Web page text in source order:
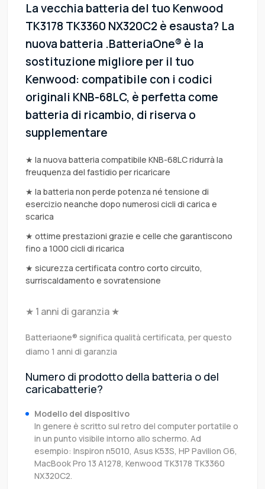
La vecchia batteria del tuo Kenwood
TK3178 TK3360 NX320C2 è esausta? La
nuova batteria .BatteriaOne® è la
sostituzione migliore per il tuo
Kenwood: compatibile con i codici
originali KNB-68LC, è perfetta come
batteria di ricambio, di riserva o
supplementare
★ la nuova batteria compatibile KNB-68LC ridurrà la
freuquenza del fastidio per ricaricare
★ la batteria non perde potenza né tensione di
esercizio neanche dopo numerosi cicli di carica e
scarica
★ ottime prestazioni grazie e celle che garantiscono
fino a 1000 cicli di ricarica
★ sicurezza certificata contro corto circuito,
surriscaldamento e sovratensione
★ 1 anni di garanzia ★
Batteriaone® significa qualità certificata, per questo
diamo 1 anni di garanzia
Numero di prodotto della batteria o del
caricabatterie?
Modello del dispositivo
In genere è scritto sul retro del computer portatile o
in un punto visibile intorno allo schermo. Ad
esempio: Inspiron n5010, Asus K53S, HP Pavilion G6,
MacBook Pro 13 A1278, Kenwood TK3178 TK3360
NX320C2.